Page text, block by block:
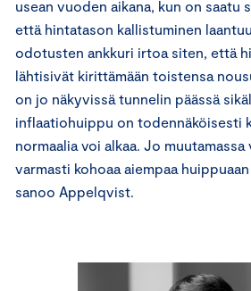
usean vuoden aikana, kun on saatu
että hintatason kallistuminen
odotusten ankkuri irtoa siten, että
lähtisivät kirittämään toistensa
on jo näkyvissä tunnelin päässä
inflaatiohuippu on todennäköisesti
normaalia voi alkaa. Jo
varmasti kohoaa aiempaa huippuaan
sanoo Appelqvist.